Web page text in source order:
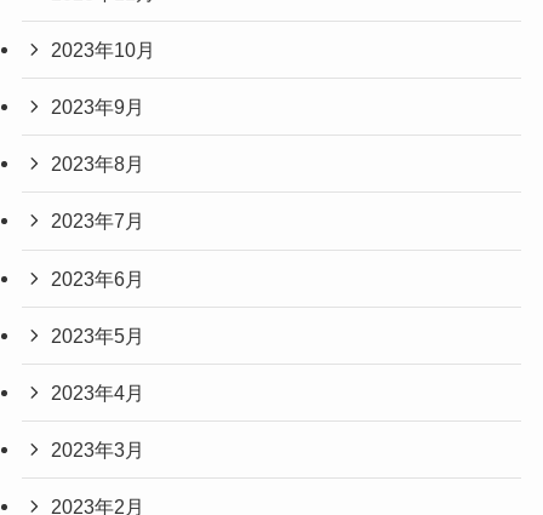
2023年10月
2023年9月
2023年8月
2023年7月
2023年6月
2023年5月
2023年4月
2023年3月
2023年2月